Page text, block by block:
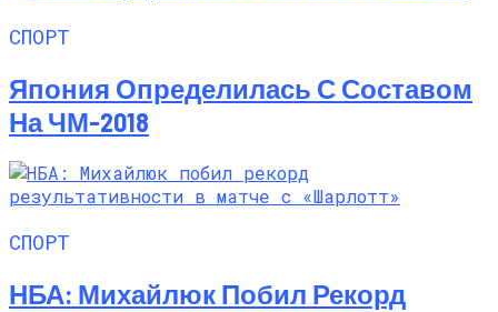
СПОРТ
Япония Определилась С Составом
На ЧМ-2018
СПОРТ
НБА: Михайлюк Побил Рекорд